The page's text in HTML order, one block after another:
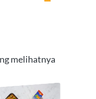
melihatnya